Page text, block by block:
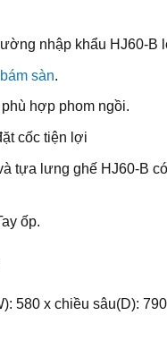
nhập khẩu HJ60-B
sàn.
hợp phom ngồi.
cốc tiện lợi
tựa lưng ghế HJ60-B
ốp.
580 x chiều sâu(D):